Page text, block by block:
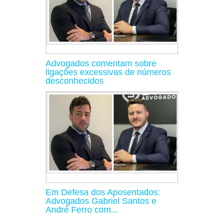
Advogados comentam sobre
ligações excessivas de números
desconhecidos
Em Defesa dos Aposentados:
Advogados Gabriel Santos e
André Ferro com...